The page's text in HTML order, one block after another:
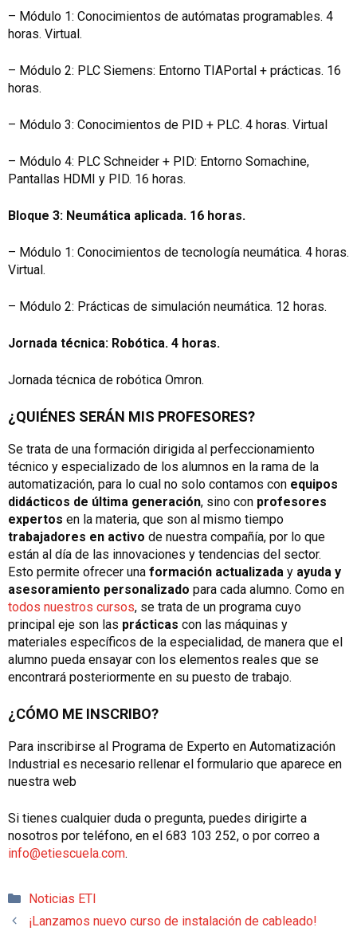
– Módulo 1: Conocimientos de autómatas programables. 4
horas. Virtual.
– Módulo 2: PLC Siemens: Entorno TIAPortal + prácticas. 16
horas.
– Módulo 3: Conocimientos de PID + PLC. 4 horas. Virtual
– Módulo 4: PLC Schneider + PID: Entorno Somachine,
Pantallas HDMI y PID. 16 horas.
Bloque 3: Neumática aplicada. 16 horas.
– Módulo 1: Conocimientos de tecnología neumática. 4 horas.
Virtual.
– Módulo 2: Prácticas de simulación neumática. 12 horas.
Jornada técnica: Robótica. 4 horas.
Jornada técnica de robótica Omron.
¿QUIÉNES SERÁN MIS PROFESORES?
Se trata de una formación dirigida al perfeccionamiento
técnico y especializado de los alumnos en la rama de la
automatización, para lo cual no solo contamos con equipos
didácticos de última generación, sino con profesores
expertos en la materia, que son al mismo tiempo
trabajadores en activo de nuestra compañía, por lo que
están al día de las innovaciones y tendencias del sector.
Esto permite ofrecer una formación actualizada y ayuda y
asesoramiento personalizado para cada alumno. Como en
todos nuestros cursos, se trata de un programa cuyo
principal eje son las prácticas con las máquinas y
materiales específicos de la especialidad, de manera que el
alumno pueda ensayar con los elementos reales que se
encontrará posteriormente en su puesto de trabajo.
¿CÓMO ME INSCRIBO?
Para inscribirse al Programa de Experto en Automatización
Industrial es necesario rellenar el formulario que aparece en
nuestra web
Si tienes cualquier duda o pregunta, puedes dirigirte a
nosotros por teléfono, en el 683 103 252, o por correo a
info@etiescuela.com.
Categorías
Noticias ETI
¡Lanzamos nuevo curso de instalación de cableado!